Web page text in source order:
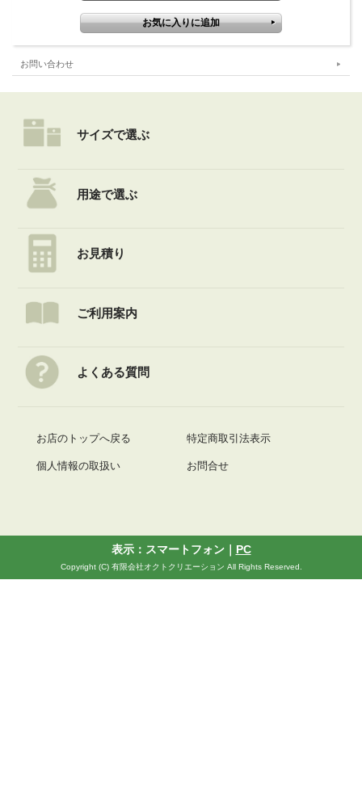
お問い合わせ
サイズで選ぶ
用途で選ぶ
お見積り
ご利用案内
よくある質問
お店のトップへ戻る 特定商取引法表示
個人情報の取扱い お問合せ
表示：スマートフォン｜ PC
Copyright (C) 有限会社オクトクリエーション All Rights Reserved.